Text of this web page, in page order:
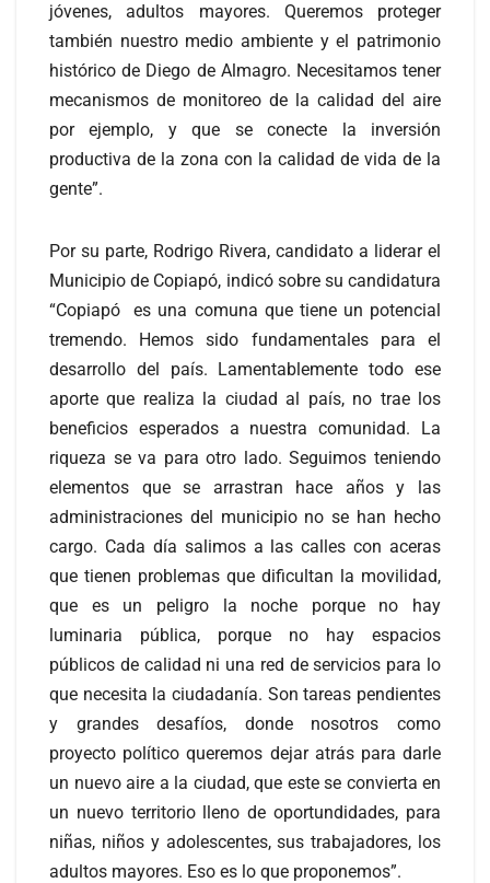
jóvenes, adultos mayores. Queremos proteger
también nuestro medio ambiente y el patrimonio
histórico de Diego de Almagro. Necesitamos tener
mecanismos de monitoreo de la calidad del aire
por ejemplo, y que se conecte la inversión
productiva de la zona con la calidad de vida de la
gente”.
Por su parte, Rodrigo Rivera, candidato a liderar el
Municipio de Copiapó, indicó sobre su candidatura
“Copiapó es una comuna que tiene un potencial
tremendo. Hemos sido fundamentales para el
desarrollo del país. Lamentablemente todo ese
aporte que realiza la ciudad al país, no trae los
beneficios esperados a nuestra comunidad. La
riqueza se va para otro lado. Seguimos teniendo
elementos que se arrastran hace años y las
administraciones del municipio no se han hecho
cargo. Cada día salimos a las calles con aceras
que tienen problemas que dificultan la movilidad,
que es un peligro la noche porque no hay
luminaria pública, porque no hay espacios
públicos de calidad ni una red de servicios para lo
que necesita la ciudadanía. Son tareas pendientes
y grandes desafíos, donde nosotros como
proyecto político queremos dejar atrás para darle
un nuevo aire a la ciudad, que este se convierta en
un nuevo territorio lleno de oportundidades, para
niñas, niños y adolescentes, sus trabajadores, los
adultos mayores. Eso es lo que proponemos”.